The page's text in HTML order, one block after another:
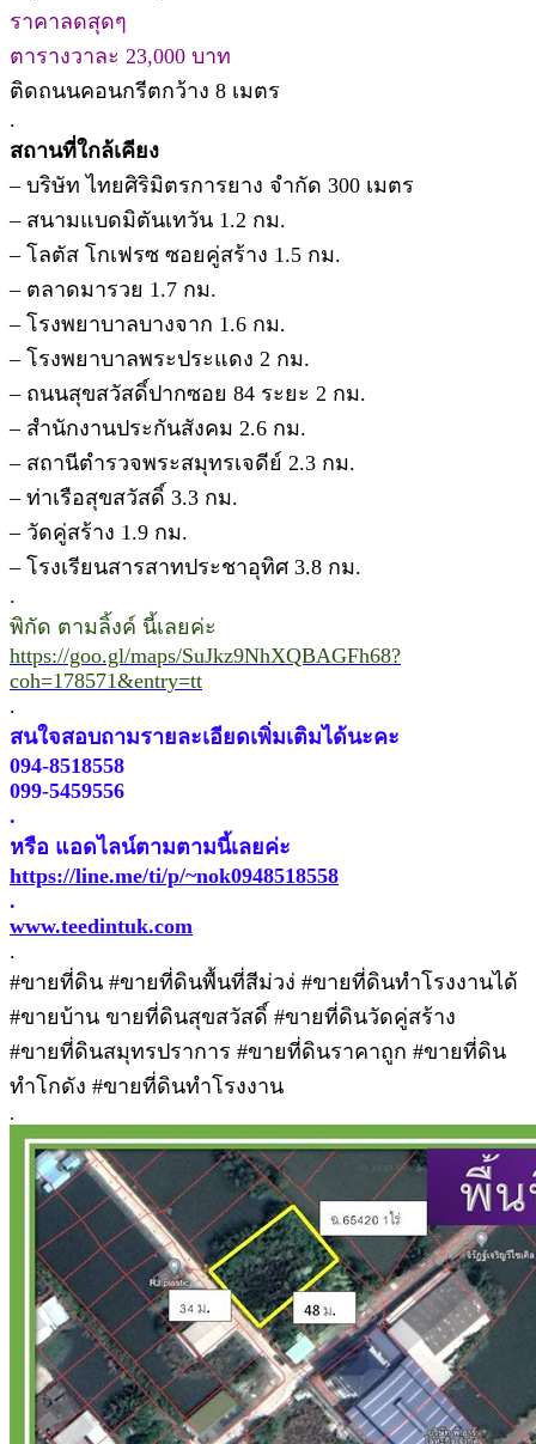
ราคาลดสุดๆ
ตารางวาละ 23,000 บาท
ติดถนนคอนกรีตกว้าง 8 เมตร
.
สถานที่ใกล้เคียง
– บริษัท ไทยศิริมิตรการยาง จำกัด 300 เมตร
– สนามแบดมิตันเทวัน 1.2 กม.
– โลตัส โกเฟรซ ซอยคู่สร้าง 1.5 กม.
– ตลาดมารวย 1.7 กม.
– โรงพยาบาลบางจาก 1.6 กม.
– โรงพยาบาลพระประแดง 2 กม.
– ถนนสุขสวัสดิ์ปากซอย 84 ระยะ 2 กม.
– สำนักงานประกันสังคม 2.6 กม.
– สถานีตำรวจพระสมุทรเจดีย์ 2.3 กม.
– ท่าเรือสุขสวัสดิ์ 3.3 กม.
– วัดคู่สร้าง 1.9 กม.
– โรงเรียนสารสาทประชาอุทิศ 3.8 กม.
.
พิกัด ตามลิ้งค์ นี้เลยค่ะ
https://goo.gl/maps/SuJkz9NhXQBAGFh68?
coh=178571&entry=tt
.
สนใจสอบถามรายละเอียดเพิ่มเติมได้นะคะ
094-8518558
099-5459556
.
หรือ แอดไลน์ตามตามนี้เลยค่ะ
https://line.me/ti/p/~nok0948518558
.
www.teedintuk.com
.
#ขายที่ดิน #ขายที่ดินพื้นที่สีม่วง่ #ขายที่ดินทำโรงงานได้
#ขายบ้าน ขายที่ดินสุขสวัสดิ์ #ขายที่ดินวัดคู่สร้าง
#ขายที่ดินสมุทรปราการ #ขายที่ดินราคาถูก #ขายที่ดิน
ทำโกดัง #ขายที่ดินทำโรงงาน
.